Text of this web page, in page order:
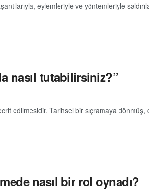
eylemleriyle ve yöntemleriyle
nasıl tutabilirsiniz?”
edilmesidir. Tarihsel bir sıçramaya dönmüş,
nasıl bir rol oynadı?